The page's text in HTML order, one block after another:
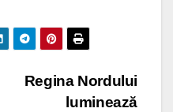
Regina Nordului
luminează